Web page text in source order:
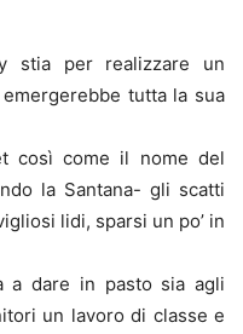
stia per realizzare un
tutta la sua
così come il nome del
la Santana- gli scatti
lidi, sparsi un po’ in
a dare in pasto sia agli
un lavoro di classe e